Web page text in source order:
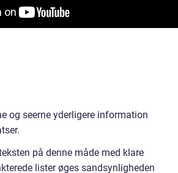
og seerne yderligere information
på denne måde med klare
lister øges sandsynligheden